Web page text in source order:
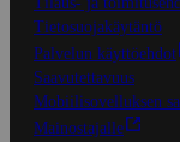
Tietosuojakäytäntö
Palvelun käyttöehdot
Saavutettavuus
Mobiilisovelluksen
Mainostajalle